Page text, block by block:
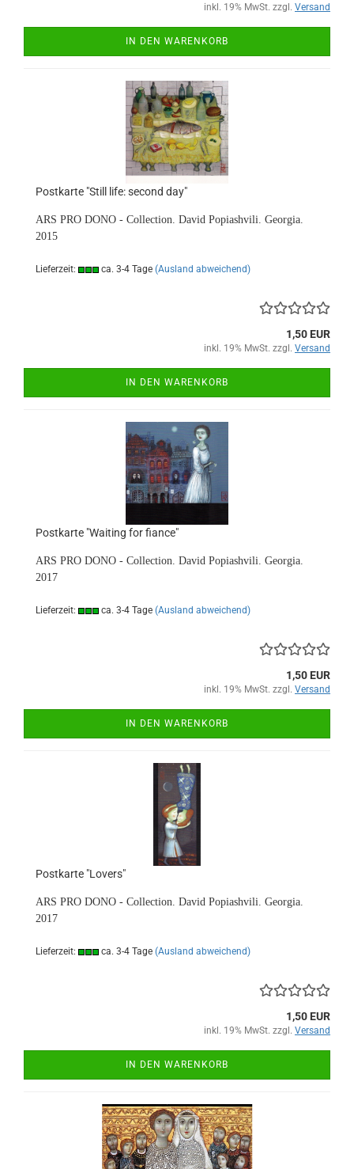
inkl. 19% MwSt. zzgl. Versand
IN DEN WARENKORB
Postkarte "Still life: second day"
ARS PRO DONO - Collection. David Popiashvili. Georgia.
2015
Lieferzeit: ca. 3-4 Tage (Ausland abweichend)
1,50 EUR
inkl. 19% MwSt. zzgl. Versand
IN DEN WARENKORB
Postkarte "Waiting for fiance"
ARS PRO DONO - Collection. David Popiashvili. Georgia.
2017
Lieferzeit: ca. 3-4 Tage (Ausland abweichend)
1,50 EUR
inkl. 19% MwSt. zzgl. Versand
IN DEN WARENKORB
Postkarte "Lovers"
ARS PRO DONO - Collection. David Popiashvili. Georgia.
2017
Lieferzeit: ca. 3-4 Tage (Ausland abweichend)
1,50 EUR
inkl. 19% MwSt. zzgl. Versand
IN DEN WARENKORB